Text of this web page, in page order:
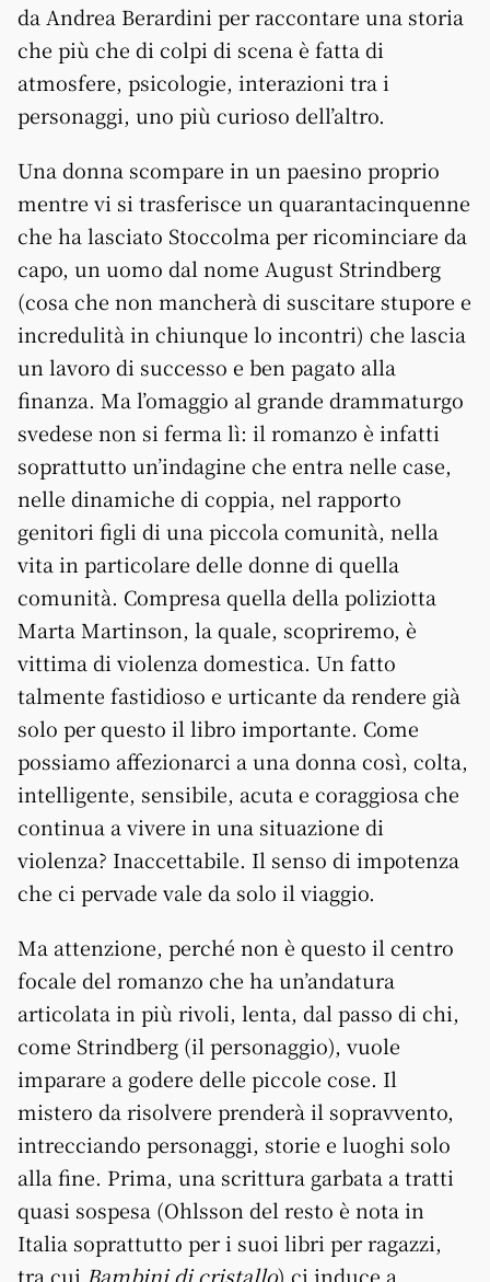
da Andrea Berardini per raccontare una storia
che più che di colpi di scena è fatta di
atmosfere, psicologie, interazioni tra i
personaggi, uno più curioso dell’altro.
Una donna scompare in un paesino proprio
mentre vi si trasferisce un quarantacinquenne
che ha lasciato Stoccolma per ricominciare da
capo, un uomo dal nome August Strindberg
(cosa che non mancherà di suscitare stupore e
incredulità in chiunque lo incontri) che lascia
un lavoro di successo e ben pagato alla
finanza. Ma l’omaggio al grande drammaturgo
svedese non si ferma lì: il romanzo è infatti
soprattutto un’indagine che entra nelle case,
nelle dinamiche di coppia, nel rapporto
genitori figli di una piccola comunità, nella
vita in particolare delle donne di quella
comunità. Compresa quella della poliziotta
Marta Martinson, la quale, scopriremo, è
vittima di violenza domestica. Un fatto
talmente fastidioso e urticante da rendere già
solo per questo il libro importante. Come
possiamo affezionarci a una donna così, colta,
intelligente, sensibile, acuta e coraggiosa che
continua a vivere in una situazione di
violenza? Inaccettabile. Il senso di impotenza
che ci pervade vale da solo il viaggio.
Ma attenzione, perché non è questo il centro
focale del romanzo che ha un’andatura
articolata in più rivoli, lenta, dal passo di chi,
come Strindberg (il personaggio), vuole
imparare a godere delle piccole cose. Il
mistero da risolvere prenderà il sopravvento,
intrecciando personaggi, storie e luoghi solo
alla fine. Prima, una scrittura garbata a tratti
quasi sospesa (Ohlsson del resto è nota in
Italia soprattutto per i suoi libri per ragazzi,
tra cui Bambini di cristallo) ci induce a